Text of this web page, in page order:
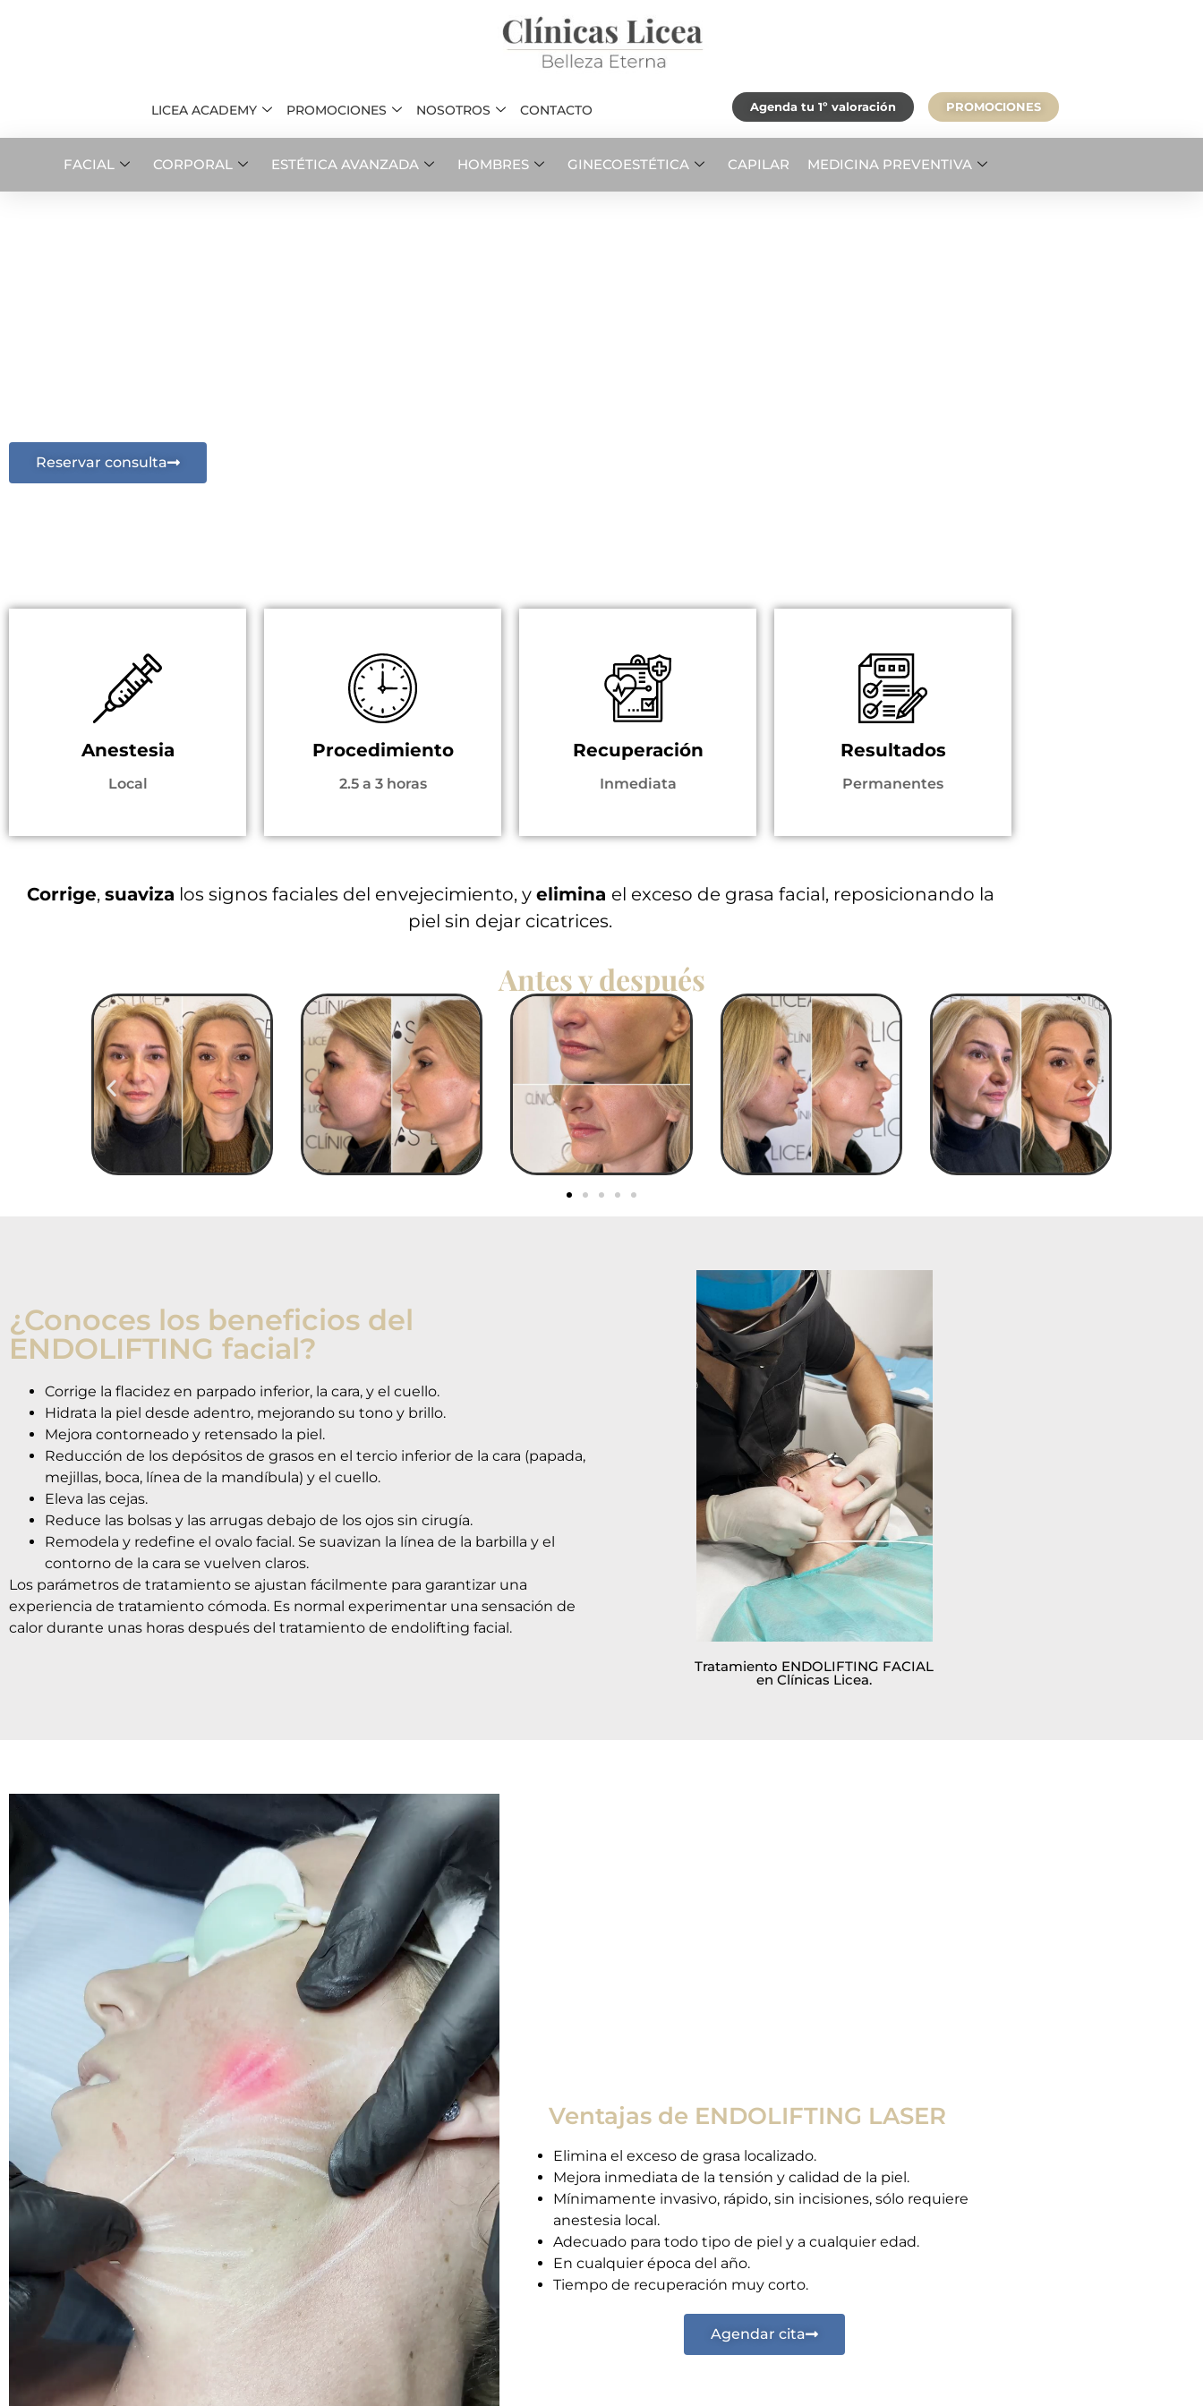
LICEA ACADEMY PROMOCIONES NOSOTROS CONTACTO Agenda tu 1º valoración PROMOCIONES
FACIAL CORPORAL ESTÉTICA AVANZADA HOMBRES GINECOESTÉTICA CAPILAR MEDICINA PREVENTIVA
Reservar consulta
Anestesia
Local
Procedimiento
2.5 a 3 horas
Recuperación
Inmediata
Resultados
Permanentes
Corrige, suaviza los signos faciales del envejecimiento, y elimina el exceso de grasa facial, reposicionando la
piel sin dejar cicatrices.
Antes y después
¿Conoces los beneficios del
ENDOLIFTING facial?
Corrige la flacidez en parpado inferior, la cara, y el cuello.
Hidrata la piel desde adentro, mejorando su tono y brillo.
Mejora contorneado y retensado la piel.
Reducción de los depósitos de grasos en el tercio inferior de la cara (papada,
mejillas, boca, línea de la mandíbula) y el cuello.
Eleva las cejas.
Reduce las bolsas y las arrugas debajo de los ojos sin cirugía.
Remodela y redefine el ovalo facial. Se suavizan la línea de la barbilla y el
contorno de la cara se vuelven claros.
Los parámetros de tratamiento se ajustan fácilmente para garantizar una
experiencia de tratamiento cómoda. Es normal experimentar una sensación de
calor durante unas horas después del tratamiento de endolifting facial.
Tratamiento ENDOLIFTING FACIAL
en Clínicas Licea.
Ventajas de ENDOLIFTING LASER
Elimina el exceso de grasa localizado.
Mejora inmediata de la tensión y calidad de la piel.
Mínimamente invasivo, rápido, sin incisiones, sólo requiere
anestesia local.
Adecuado para todo tipo de piel y a cualquier edad.
En cualquier época del año.
Tiempo de recuperación muy corto.
Agendar cita